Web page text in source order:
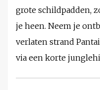
grote schildpadden,
je heen. Neem je
verlaten strand
via een korte